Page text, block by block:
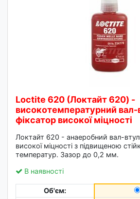
Loctite 620 (Локтайт 620) -
високотемпературний вал-
фіксатор високої міцності
Локтайт 620 - анаеробний вал-
високої міцності з підвищеною
температур. Зазор до 0,2 мм.
В наявності
Об'єм: